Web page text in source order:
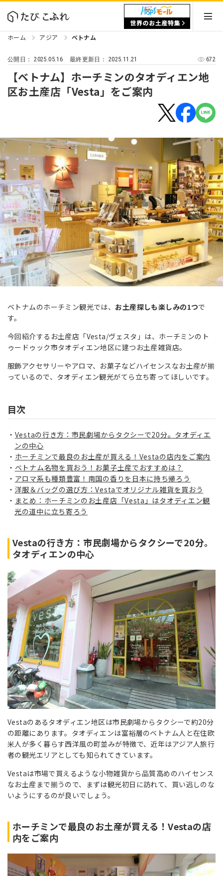
ホーム アジア ベトナム
公開日：2025.05.16 最終更新日： 2025.11.21 672
【ベトナム】ホーチミンのタオディエン地
区お土産店「Vesta」をご案内
ベトナムのホーチミン観光では、 お土産探しも楽しみの1つで
す。
今回紹介するお土産店「Vesta/ヴェスタ」は、ホーチミンのト
ゥードゥック市タオディエン地区に建つお土産雑貨店。
服飾アクセサリーやアロマ、お菓子などハイセンスなお土産が揃
っているので、タオディエン観光がてら立ち寄ってほしいです。
目次
Vestaの行き方：市民劇場からタクシーで20分。タオディエ
ンの中心
ホーチミンで最良のお土産が買える！Vestaの店内をご案内
ベトナム名物を買おう！お菓子土産でおすすめは？
アロマ系も種類豊富！南国の香りを日本に持ち帰ろう
洋服＆バッグの選び方：Vestaでオリジナル雑貨を買おう
まとめ：ホーチミンのお土産店「Vesta」はタオディエン観
光の道中に立ち寄ろう
Vestaの行き方：市民劇場からタクシーで20分。
タオディエンの中心
Vestaのあるタオディエン地区は市民劇場からタクシーで約20分
の距離にあります。タオディエンは富裕層のベトナム人と在住欧
米人が多く暮らす西洋風の町並みが特徴で、近年はアジア人旅行
者の観光エリアとしても知られてきています。
Vestaは市場で買えるような小物雑貨から品質高めのハイセンス
なお土産まで揃うので、まずは観光初日に訪れて、買い逃しのな
いようにするのが良いでしょう。
ホーチミンで最良のお土産が買える！Vestaの店
内をご案内